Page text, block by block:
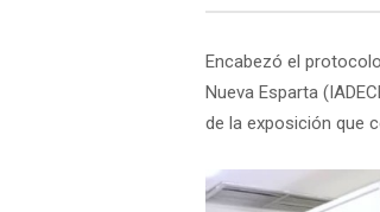
Encabezó el
Nueva Esparta
de la exposición que